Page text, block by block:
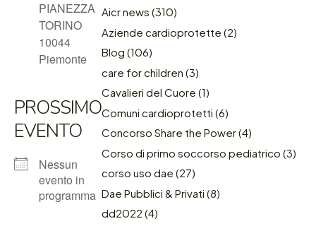
PIANEZZA
TORINO
10044
Piemonte
PROSSIMO
EVENTO
Nessun
evento in
programma
Aicr news (310)
Aziende cardioprotette (2)
Blog (106)
care for children (3)
Cavalieri del Cuore (1)
Comuni cardioprotetti (6)
Concorso Share the Power(4)
Corso di primo soccorso pediatrico (3)
corso uso dae (27)
Dae Pubblici & Privati (8)
dd2022 (4)